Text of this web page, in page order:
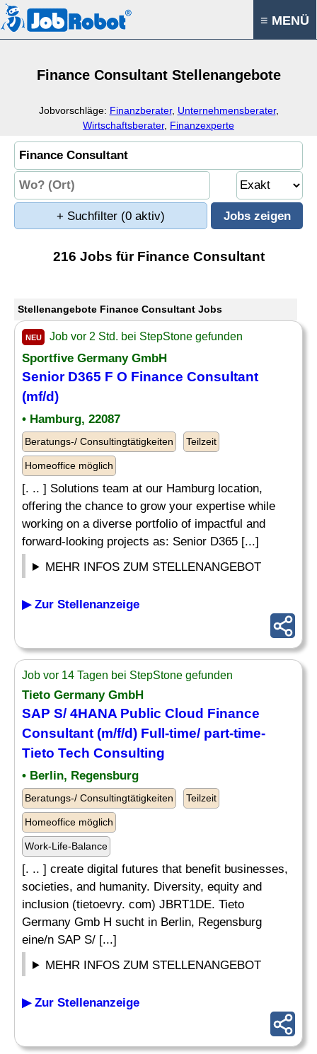
≡ MENÜ
Finance Consultant Stellenangebote
Jobvorschläge: Finanzberater, Unternehmensberater,
Wirtschaftsberater, Finanzexperte
+ Suchfilter (0 aktiv)
216 Jobs für Finance Consultant
Stellenangebote Finance Consultant Jobs
NEU Job vor 2 Std. bei StepStone gefunden
Sportfive Germany GmbH
Senior D365 F O Finance Consultant
(mf/d)
• Hamburg, 22087
Beratungs-/ Consultingtätigkeiten Teilzeit
Homeoffice möglich
[. .. ] Solutions team at our Hamburg location,
offering the chance to grow your expertise while
working on a diverse portfolio of impactful and
forward-looking projects as: Senior D365 [...]
MEHR INFOS ZUM STELLENANGEBOT
▶ Zur Stellenanzeige
Job vor 14 Tagen bei StepStone gefunden
Tieto Germany GmbH
SAP S/ 4HANA Public Cloud Finance
Consultant (m/f/d) Full-time/ part-time-
Tieto Tech Consulting
• Berlin, Regensburg
Beratungs-/ Consultingtätigkeiten Teilzeit
Homeoffice möglich
Work-Life-Balance
[. .. ] create digital futures that benefit businesses,
societies, and humanity. Diversity, equity and
inclusion (tietoevry. com) JBRT1DE. Tieto
Germany Gmb H sucht in Berlin, Regensburg
eine/n SAP S/ [...]
MEHR INFOS ZUM STELLENANGEBOT
▶ Zur Stellenanzeige